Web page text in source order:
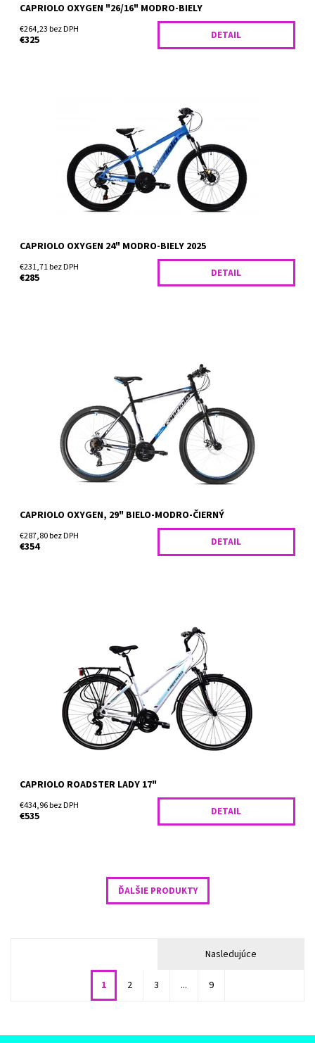
CAPRIOLO OXYGEN "26/16" MODRO-BIELY
€264,23 bez DPH
€325 DETAIL
vhodné pre výrazne náročnejší terén a neudržiavané cyklotrasy,
kedy hravo prekoná každú prekážku na vašej...
Skladom
CAPRIOLO OXYGEN 24" MODRO-BIELY 2025
€231,71 bez DPH
€285 DETAIL
Popis produktu Horský bicykel Capriolo Oxygen sa pýši obrími
29" kolesami a je tak vhodné pre výrazne náročnejší terén a
neudržiavané cyklotrasy, kedy...
Dostupnosť:
Skladom
CAPRIOLO OXYGEN, 29" BIELO-MODRO-ČIERNÝ
€287,80 bez DPH
€354 DETAIL
Dievčenský trekový bicykel Capriolo Touring Roadster Lady
(2021) je ideálny pre rekreačné cyklistky všetkého druhu, ktoré
merajú najmenej 175 cm. Dovezie vás kamkoľvek po...
Dostupnosť:
Skladom
CAPRIOLO ROADSTER LADY 17"
€434,96 bez DPH
€535 DETAIL
ĎALŠIE PRODUKTY
Nasledujúce
1 2 3 ... 9